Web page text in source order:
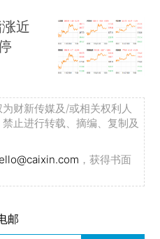
近
财新传媒及/或相关权利人
止进行转载、摘编、复制及
，获得书面
邮